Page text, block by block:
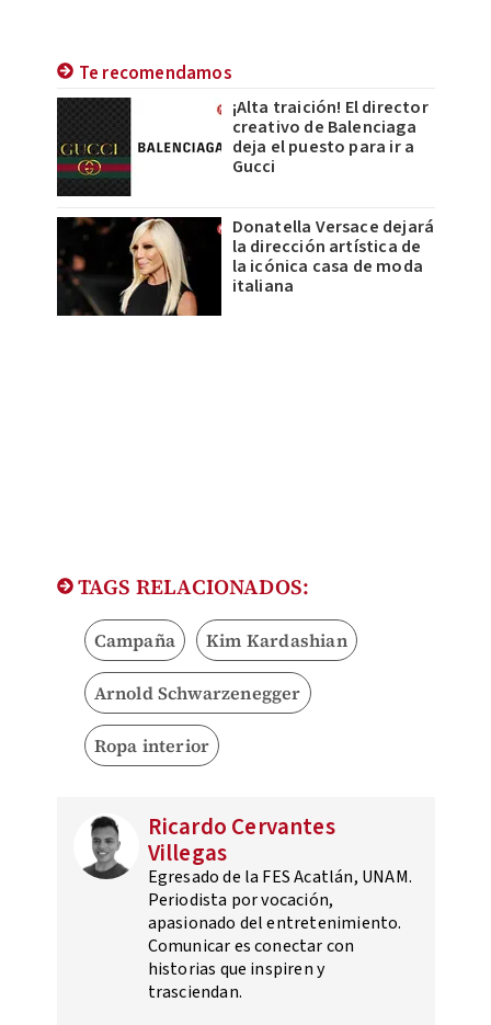
Te recomendamos
¡Alta traición! El director
creativo de Balenciaga
deja el puesto para ir a
Gucci
Donatella Versace dejará
la dirección artística de
la icónica casa de moda
italiana
TAGS RELACIONADOS:
Campaña Kim Kardashian
Arnold Schwarzenegger
Ropa interior
Ricardo Cervantes
Villegas
Egresado de la FES Acatlán, UNAM.
Periodista por vocación,
apasionado del entretenimiento.
Comunicar es conectar con
historias que inspiren y
trasciendan.